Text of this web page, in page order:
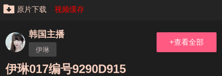
原片下载 视频缓存
韩国主播
伊琳
+查看全部
伊琳017编号9290D915
本站大事件(19j网站发展历程)